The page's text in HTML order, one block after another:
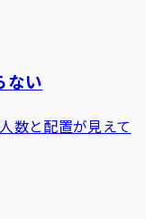
ない
数と配置が見えて